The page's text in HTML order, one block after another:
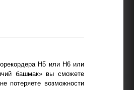
H5 или H6 или
башмак» вы сможете
потеряете возможности